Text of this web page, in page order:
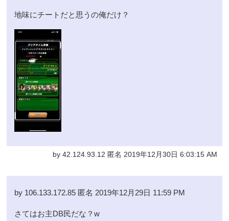
地味にチートだと思うの俺だけ？
by 42.124.93.12 匿名 2019年12月30日 6:03:15 AM
by 106.133.172.85 匿名 2019年12月29日 11:59 PM
さてはお主DB民だな？w